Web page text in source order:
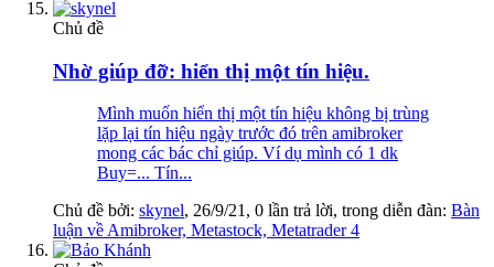
Chủ đề
Nhờ giúp đỡ: hiển thị một tín hiệu.
Mình muốn hiển thị một tín hiệu không bị trùng
lặp lại tín hiệu ngày trước đó trên amibroker
mong các bác chỉ giúp. Ví dụ mình có 1 dk
Buy=... Tín...
Chủ đề bởi: skynel, 26/9/21, 0 lần trả lời, trong diễn đàn: Bàn
luận về Amibroker, Metastock, Metatrader 4